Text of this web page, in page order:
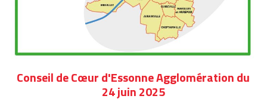
Conseil de Cœur d'Essonne Agglomération du
24 juin 2025